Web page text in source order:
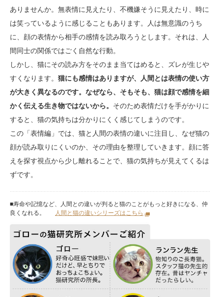
ありませんか。無表情に見えたり、不機嫌そうに見えたり、時に
は笑っているように感じることもあります。人は無意識のうち
に、顔の表情から相手の感情を読み取ろうとします。それは、人
間同士の関係ではごく自然な行動。
しかし、猫にその読み方をそのまま当てはめると、ズレが生じや
すくなります。 猫にも感情はありますが、人間とは表情の使い方
が大きく異なるのです。なぜなら、そもそも、猫は顔で感情を細
かく伝える生き物ではないから。 そのため表情だけを手がかりに
すると、猫の気持ちは分かりにくく感じてしまうのです。
この「表情編」では、猫と人間の表情の違いに注目し、なぜ猫の
顔が読み取りにくいのか、その理由を整理していきます。顔に答
えを探す視点から少し離れることで、猫の気持ちが見えてくるは
ずです。
■寿命や記憶など、人間との違いが判ると猫のことがもっと好きになる、仲
良くなれる。
人間と猫の違いシリーズはこちら